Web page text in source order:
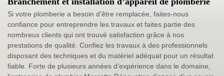
Si votre plomberie a besoin d’être remplacée, faites-nous
confiance pour entreprendre les travaux et faites partie des
nombreux clients qui ont trouvé satisfaction grâce à nos
prestations de qualité. Confiez les travaux à des professionnels
disposant des techniques et du matériel adéquat pour un résultat
fiable. Forte de plusieurs années d’expérience dans le domaine,